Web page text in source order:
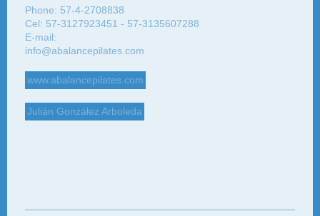
Phone: 57-4-2708838
Cel: 57-3127923451 - 57-3135607288
E-mail:
info@abalancepilates.com
www.abalancepilates.com
Julián González Arboleda